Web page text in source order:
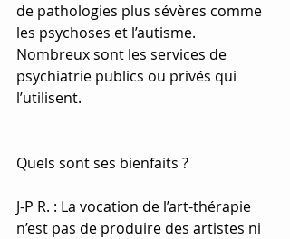
de pathologies plus sévères comme
les psychoses et l’autisme.
Nombreux sont les services de
psychiatrie publics ou privés qui
l’utilisent.
Quels sont ses bienfaits ?
J-P R. : La vocation de l’art-thérapie
n’est pas de produire des artistes ni